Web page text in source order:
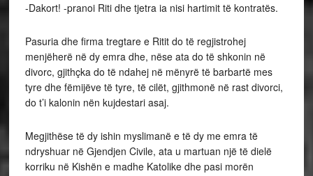
-Dakort! -pranoi Riti dhe tjetra ia nisi hartimit të kontratës.
Pasuria dhe firma tregtare e Ritit do të regjistrohej
menjëherë në dy emra dhe, nëse ata do të shkonin në
divorc, gjithçka do të ndahej në mënyrë të barbartë mes
tyre dhe fëmijëve të tyre, të cilët, gjithmonë në rast divorci,
do t’i kalonin nën kujdestari asaj.
Megjithëse të dy ishin myslimanë e të dy me emra të
ndryshuar në Gjendjen Civile, ata u martuan një të dielë
korriku në Kishën e madhe Katolike dhe pasi morën